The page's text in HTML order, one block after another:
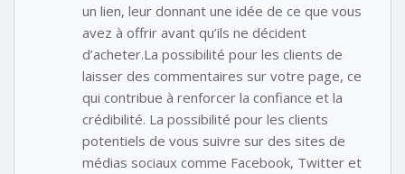
un lien, leur donnant une idée de ce que vous
avez à offrir avant qu’ils ne décident
d’acheter.La possibilité pour les clients de
laisser des commentaires sur votre page, ce
qui contribue à renforcer la confiance et la
crédibilité. La possibilité pour les clients
potentiels de vous suivre sur des sites de
médias sociaux comme Facebook, Twitter et